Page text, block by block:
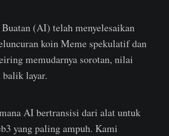
(AI) telah menyelesaikan
koin Meme spekulatif dan
memudarnya sorotan, nilai
balik layar.
AI bertransisi dari alat untuk
yang paling ampuh. Kami